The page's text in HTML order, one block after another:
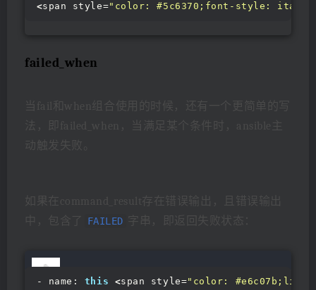
<span style="color: #5c6370;font-style:
failed_when
当fail和when组合使用的时候，还有一个更简单的写
法，即failed_when，当满足某个条件时，ansible主
动触发失败。
如果在command_result存在错误输出，且错误输出
中，包含了
FAILED 字串，即返回失败状态：
- name: this <span style="color: